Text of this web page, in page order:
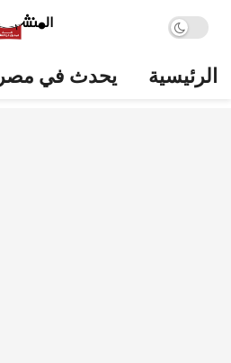
الرئيسية يحدث في مصر